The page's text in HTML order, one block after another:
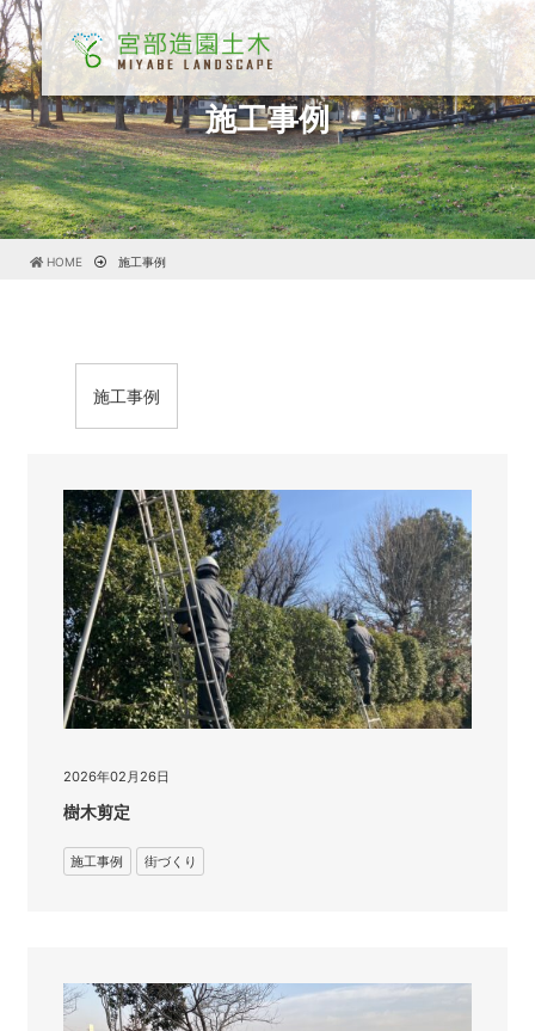
施工事例
HOME 施工事例
施工事例
2026年02月26日
樹木剪定
施工事例 街づくり